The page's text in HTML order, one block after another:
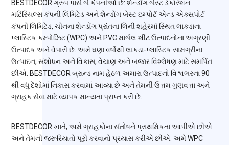
BESTDECOR ગ્રુપ પાસે બે કંપનીઓ છે: શેન્ડોંગ બેસ્ટ ડેકોરેશન
મટિરિયલ્સ કંપની લિમિટેડ અને શેન્ડોંગ બેસ્ટ ઇમ્પોર્ટ એન્ડ એક્સપોર્ટ
કંપની લિમિટેડ, ચીનના શેન્ડોંગ પ્રાંતના લિની શહેરમાં સ્થિત લાકડાના
પ્લાસ્ટિક કમ્પોઝિટ (WPC) અને PVC માર્બલ શીટ ઉત્પાદનોના અગ્રણી
ઉત્પાદક અને વેપારી છે. અમે ઘણા વર્ષોથી લાકડા-પ્લાસ્ટિક સામગ્રીના
ઉત્પાદન, સંશોધન અને વિકાસ, વેચાણ અને બજાર વિશ્લેષણ માટે સમર્પિત
છીએ. BESTDECOR બ્રાન્ડ નામ હેઠળ અમારા ઉત્પાદનો વિશ્વભરના 90
થી વધુ દેશોમાં નિકાસ કરવામાં આવ્યા છે અને તેમની ઉત્તમ ગુણવત્તા અને
ગ્રાહક સેવા માટે વ્યાપક માન્યતા પ્રાપ્ત કરી છે.
BESTDECOR ખાતે, અમે ગ્રાહકોના સંતોષને પ્રાથમિકતા આપીએ છીએ
અને તેમની જરૂરિયાતો પૂરી કરવાનો પ્રયાસ કરીએ છીએ. અમે WPC